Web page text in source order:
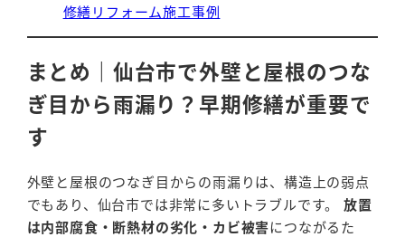
修繕リフォーム施工事例
まとめ｜仙台市で外壁と屋根のつな
ぎ目から雨漏り？早期修繕が重要で
す
外壁と屋根のつなぎ目からの雨漏りは、構造上の弱点
でもあり、仙台市では非常に多いトラブルです。 放置
は内部腐食・断熱材の劣化・カビ被害につながるた